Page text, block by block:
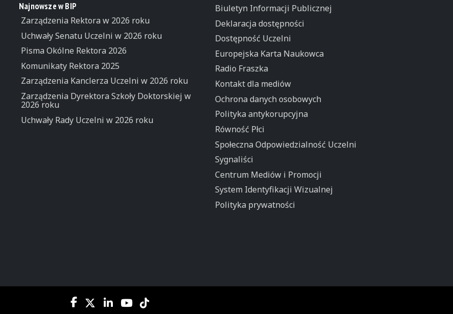
Najnowsze w BIP
Zarządzenia Rektora w 2026 roku
Uchwały Senatu Uczelni w 2026 roku
Pisma Okólne Rektora 2026
Komunikaty Rektora 2025
Zarządzenia Kanclerza Uczelni w 2026 roku
Zarządzenia Dyrektora Szkoły Doktorskiej w
2026 roku
Uchwały Rady Uczelni w 2026 roku
Biuletyn Informacji Publicznej
Deklaracja dostępności
Dostępność Uczelni
Europejska Karta Naukowca
Radio Fraszka
Kontakt dla mediów
Ochrona danych osobowych
Polityka antykorupcyjna
Równość Płci
Społeczna Odpowiedzialność Uczelni
Sygnaliści
Centrum Mediów i Promocji
System Identyfikacji Wizualnej
Polityka prywatności